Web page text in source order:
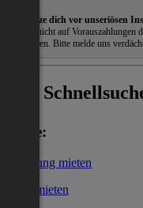
Schütze dich vor unseriösen
Gehe nicht auf
zu haben. Bitte melde uns
Miete:
Wohnung mieten
Haus mieten